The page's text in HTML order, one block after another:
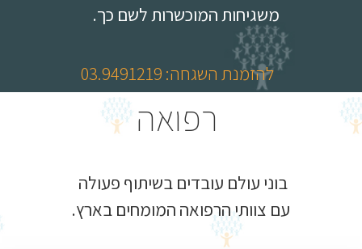
משגיחות המוכשרות לשם כך.
להזמנת השגחה: 03.9491219
רפואה
בוני עולם עובדים בשיתוף פעולה
עם צוותי הרפואה המומחים בארץ.